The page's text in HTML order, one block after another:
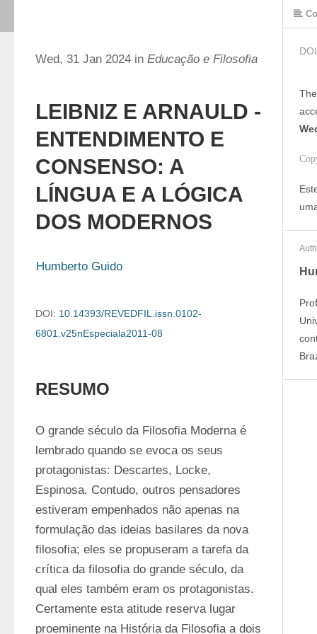
Wed, 31 Jan 2024 in Educação e Filosofia
LEIBNIZ E ARNAULD -
ENTENDIMENTO E
CONSENSO: A
LÍNGUA E A LÓGICA
DOS MODERNOS
Humberto Guido
DOI: 10.14393/REVEDFIL.issn.0102-
6801.v25nEspeciala2011-08
RESUMO
O grande século da Filosofia Moderna é
lembrado quando se evoca os seus
protagonistas: Descartes, Locke,
Espinosa. Contudo, outros pensadores
estiveram empenhados não apenas na
formulação das ideias basilares da nova
filosofia; eles se propuseram a tarefa da
crítica da filosofia do grande século, da
qual eles também eram os protagonistas.
Certamente esta atitude reserva lugar
proeminente na História da Filosofia a dois
DOI